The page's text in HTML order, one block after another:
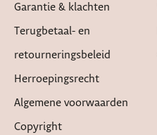
Garantie & klachten
Terugbetaal- en
retourneringsbeleid
Herroepingsrecht
Algemene voorwaarden
Copyright